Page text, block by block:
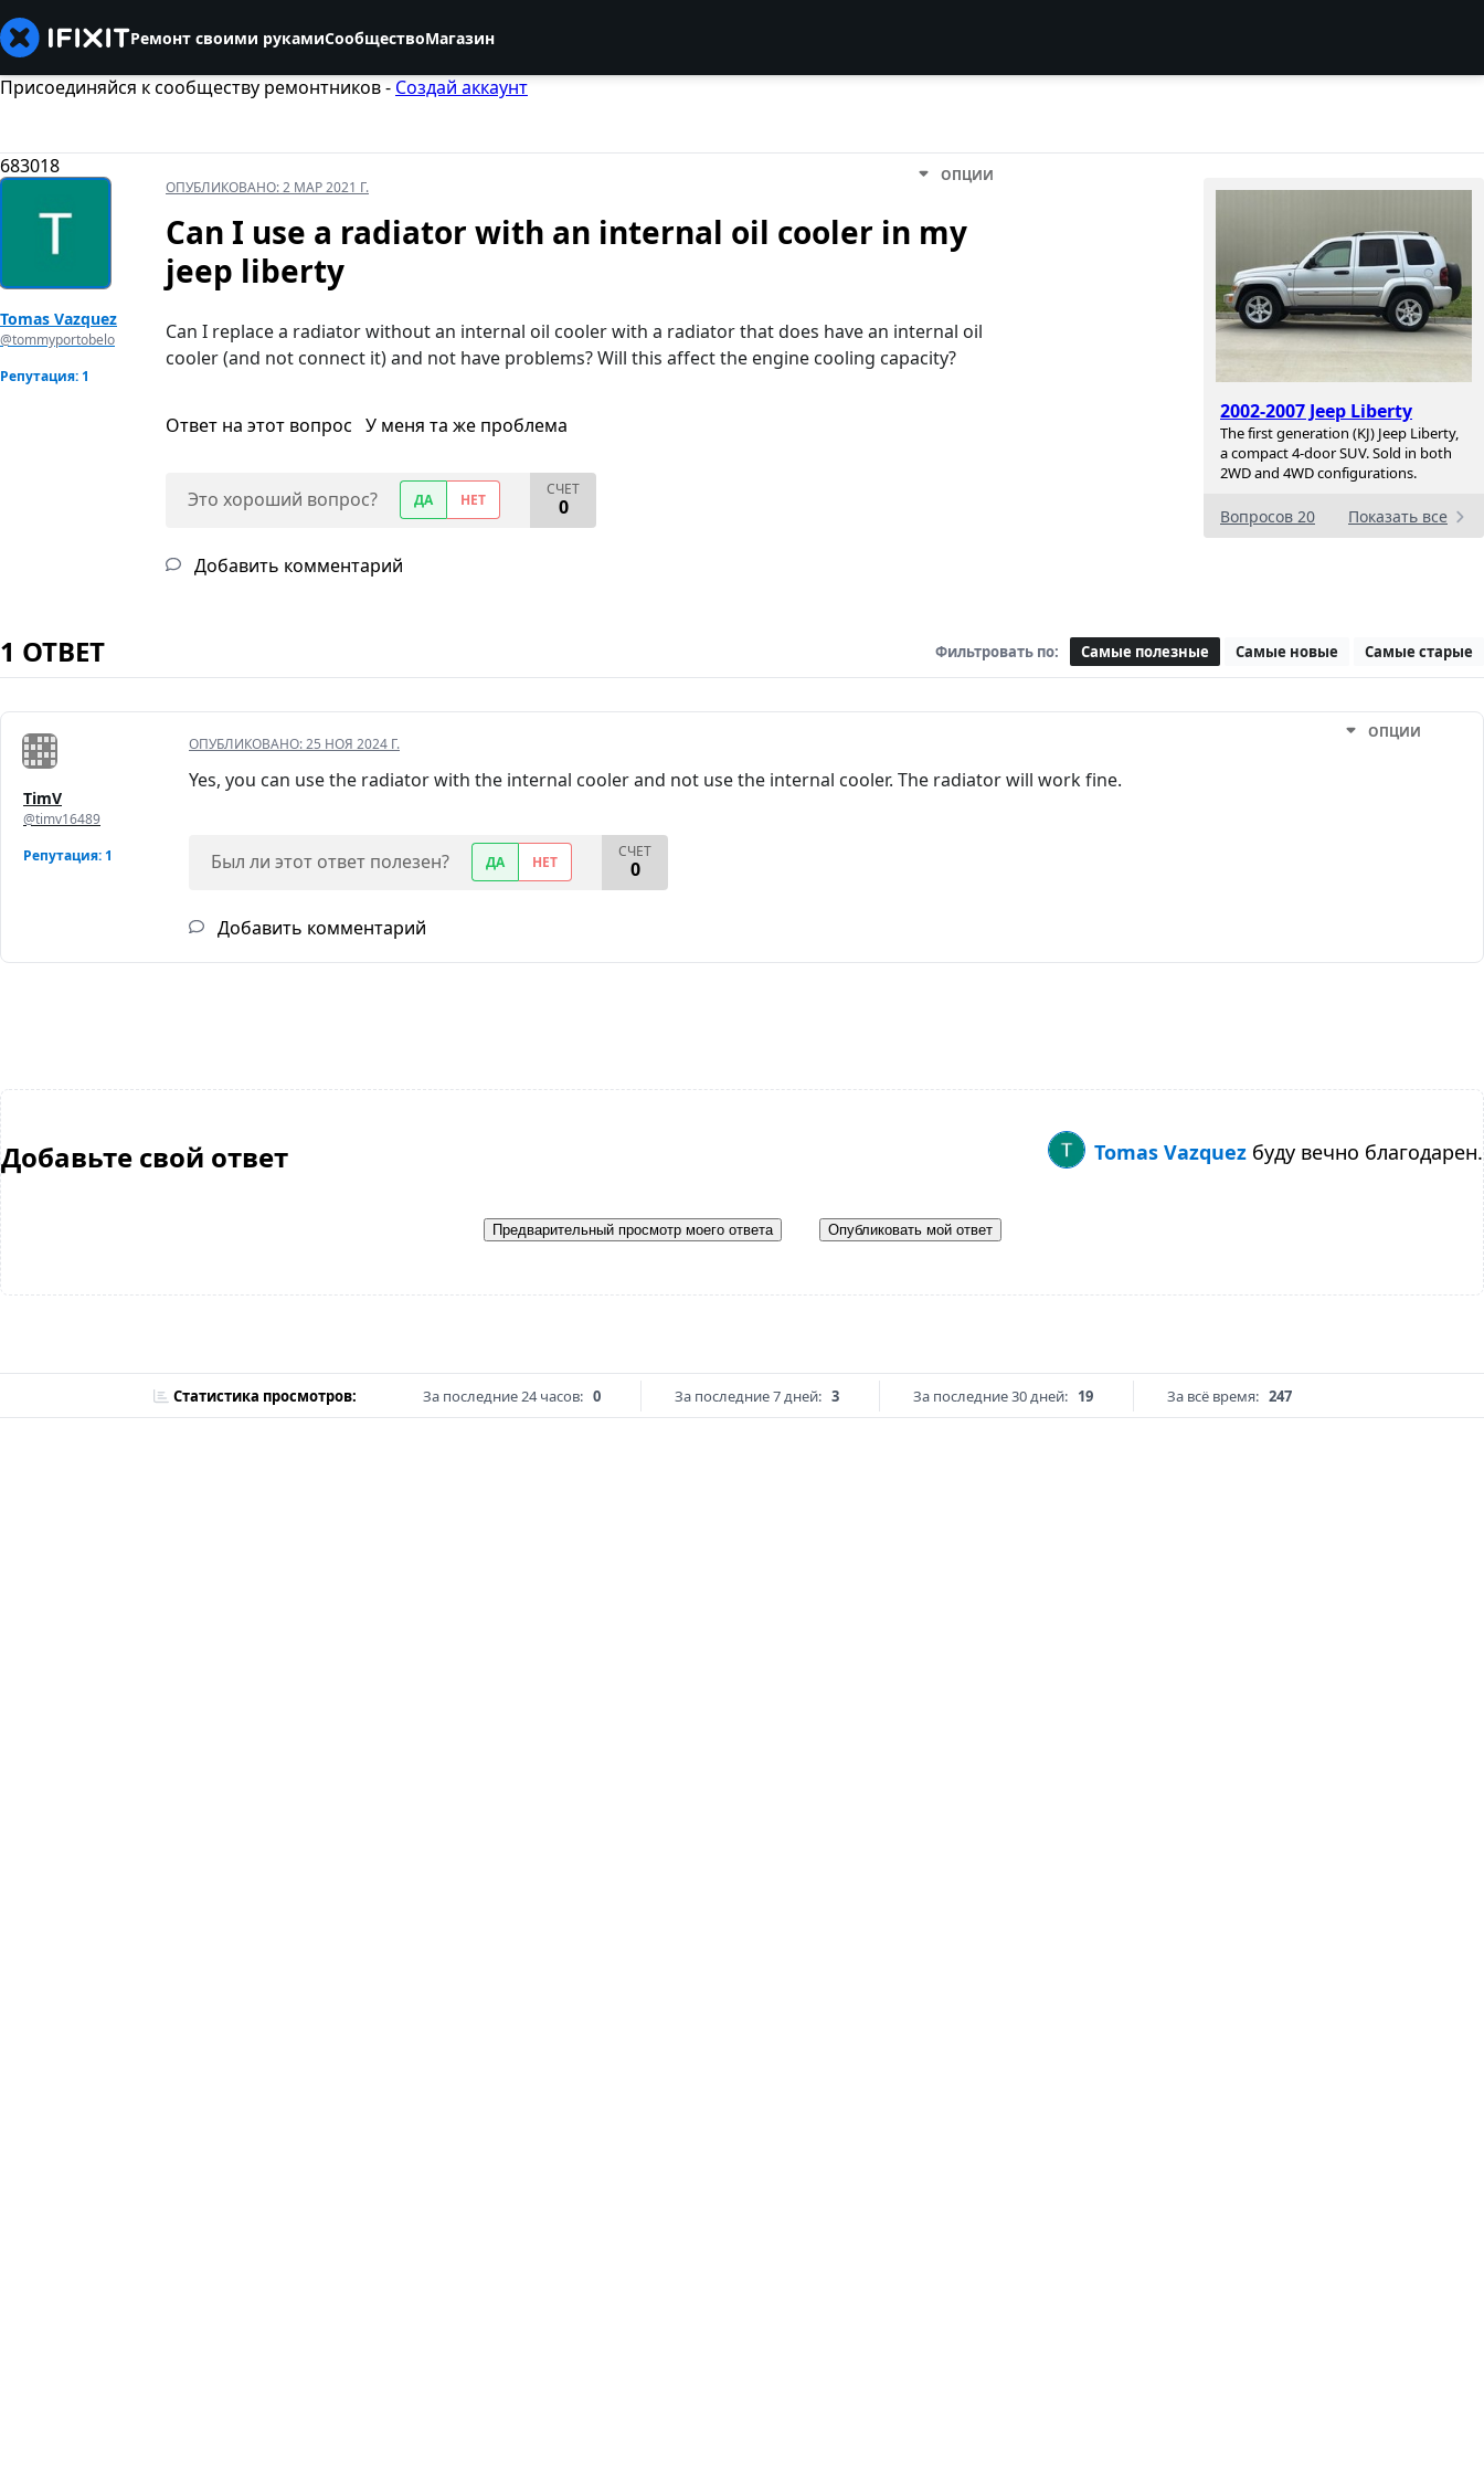
Ремонт своими рукамиСообществоМагазин
Присоединяйся к сообществу ремонтников - Создай аккаунт
683018
2002-2007 Jeep Liberty
The first generation (KJ) Jeep Liberty,
a compact 4-door SUV. Sold in both
2WD and 4WD configurations.
Вопросов 20 Показать все
Tomas Vazquez
@tommyportobelo
Репутация: 1
ОПУБЛИКОВАНО:2 МАР 2021 Г.
ОПЦИИ
Can I use a radiator with an internal oil cooler in my
jeep liberty
Can I replace a radiator without an internal oil cooler with a radiator that does have an internal oil
cooler (and not connect it) and not have problems? Will this affect the engine cooling capacity?
Ответ на этот вопрос У меня та же проблема
Это хороший вопрос? ДА НЕТ
СЧЕТ
0
Добавить комментарий
1 ОТВЕТ Фильтровать по: Самые полезные Самые новые Самые старые
TimV
@timv16489
Репутация: 1
ОПУБЛИКОВАНО:25 НОЯ 2024 Г.
ОПЦИИ
Yes, you can use the radiator with the internal cooler and not use the internal cooler. The radiator will work fine.
Был ли этот ответ полезен? ДА НЕТ
СЧЕТ
0
Добавить комментарий
Добавьте свой ответ Tomas Vazquez буду вечно благодарен.
Предварительный просмотр моего ответа Опубликовать мой ответ
Статистика просмотров: За последние 24 часов: 0 За последние 7 дней: 3 За последние 30 дней: 19 За всё время: 247